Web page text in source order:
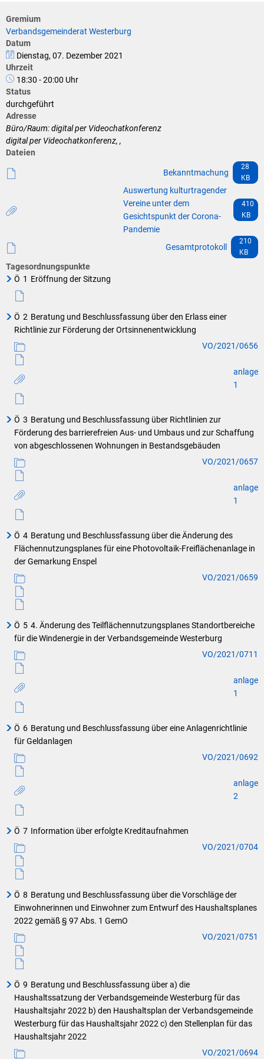
Förderungen der VG für private Umbauten
Feuerwehr
Ehrenamtskarte des Westerwaldkreises
Gremium
Verbandsgemeinderat Westerburg
Datum
Dienstag, 07. Dezember 2021
Uhrzeit
18:30 - 20:00 Uhr
Status
durchgeführt
Adresse
Büro/Raum: digital per Videochatkonferenz
digital per Videochatkonferenz, ,
Dateien
Bekanntmachung
28
KB
Auswertung kulturtragender
Vereine unter dem
Gesichtspunkt der Corona-
Pandemie
410
KB
Gesamtprotokoll
210
KB
Tagesordnungspunkte
Ö 1 Eröffnung der Sitzung
Ö 2 Beratung und Beschlussfassung über den Erlass einer
Richtlinie zur Förderung der Ortsinnenentwicklung
VO/2021/0656
anlage
1
Ö 3 Beratung und Beschlussfassung über Richtlinien zur
Förderung des barrierefreien Aus- und Umbaus und zur Schaffung
von abgeschlossenen Wohnungen in Bestandsgebäuden
VO/2021/0657
anlage
1
Ö 4 Beratung und Beschlussfassung über die Änderung des
Flächennutzungsplanes für eine Photovoltaik-Freiflächenanlage in
der Gemarkung Enspel
VO/2021/0659
Ö 5 4. Änderung des Teilflächennutzungsplanes Standortbereiche
für die Windenergie in der Verbandsgemeinde Westerburg
VO/2021/0711
anlage
1
Ö 6 Beratung und Beschlussfassung über eine Anlagenrichtlinie
für Geldanlagen
VO/2021/0692
anlage
2
Ö 7 Information über erfolgte Kreditaufnahmen
VO/2021/0704
Ö 8 Beratung und Beschlussfassung über die Vorschläge der
Einwohnerinnen und Einwohner zum Entwurf des Haushaltsplanes
2022 gemäß § 97 Abs. 1 GemO
VO/2021/0751
Ö 9 Beratung und Beschlussfassung über a) die
Haushaltssatzung der Verbandsgemeinde Westerburg für das
Haushaltsjahr 2022 b) den Haushaltsplan der Verbandsgemeinde
Westerburg für das Haushaltsjahr 2022 c) den Stellenplan für das
Haushaltsjahr 2022
VO/2021/0694